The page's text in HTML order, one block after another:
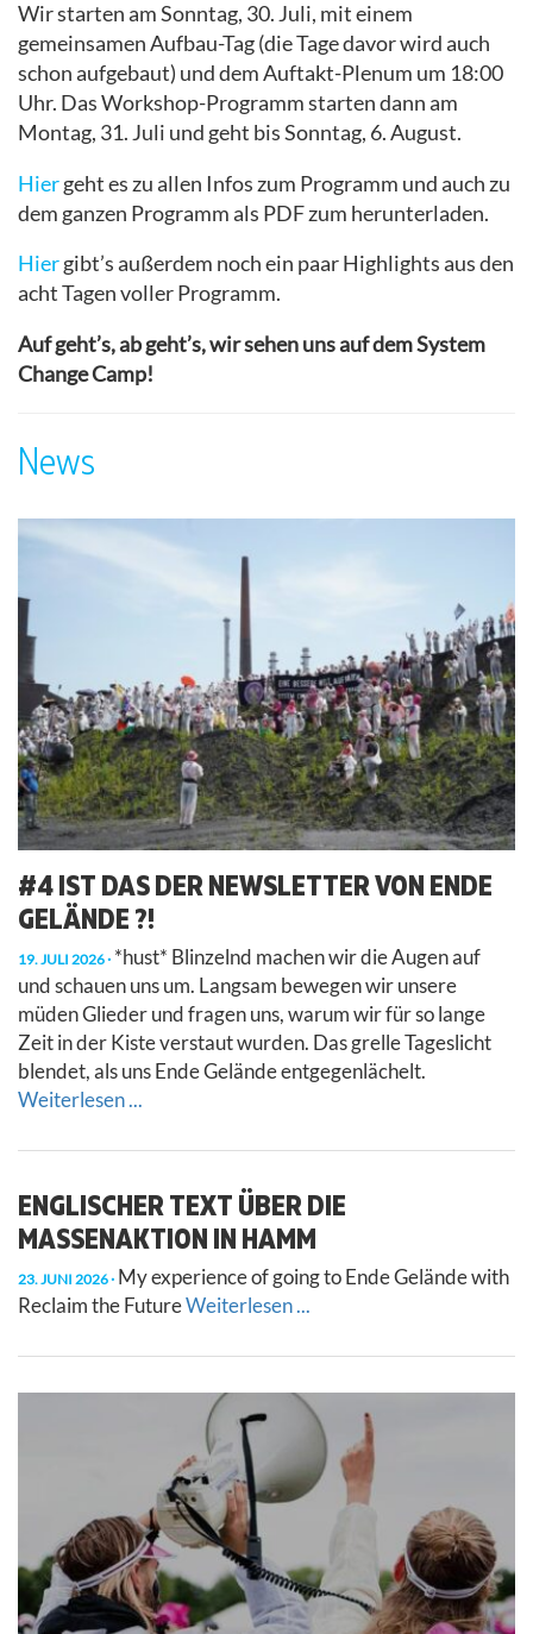
Wir starten am Sonntag, 30. Juli, mit einem
gemeinsamen Aufbau-Tag (die Tage davor wird auch
schon aufgebaut) und dem Auftakt-Plenum um 18:00
Uhr. Das Workshop-Programm starten dann am
Montag, 31. Juli und geht bis Sonntag, 6. August.
Hiergeht es zu allen Infos zum Programm und auch zu
dem ganzen Programm als PDF zum herunterladen.
Hiergibt’s außerdem noch ein paar Highlights aus den
acht Tagen voller Programm.
Auf geht’s, ab geht’s, wir sehen uns auf dem System
Change Camp!
News
#4 IST DAS DER NEWSLETTER VON ENDE
GELÄNDE ?!
19. JULI 2026 *hust* Blinzelnd machen wir die Augen auf
und schauen uns um. Langsam bewegen wir unsere
müden Glieder und fragen uns, warum wir für so lange
Zeit in der Kiste verstaut wurden. Das grelle Tageslicht
blendet, als uns Ende Gelände entgegenlächelt.
Weiterlesen ...
ENGLISCHER TEXT ÜBER DIE
MASSENAKTION IN HAMM
23. JUNI 2026 My experience of going to Ende Gelände with
Reclaim the FutureWeiterlesen ...